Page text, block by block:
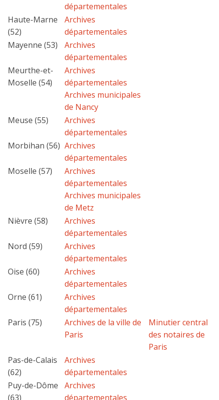
départementales
Haute-Marne
(52)
Archives
départementales
Mayenne (53)
Archives
départementales
Meurthe-et-
Moselle (54)
Archives
départementales
Archives municipales
de Nancy
Meuse (55)
Archives
départementales
Morbihan (56) Archives
départementales
Moselle (57)
Archives
départementales
Archives municipales
de Metz
Nièvre (58)
Archives
départementales
Nord (59)
Archives
départementales
Oise (60)
Archives
départementales
Orne (61)
Archives
départementales
Paris (75)
Archives de la ville de
Paris
Minutier central
des notaires de
Paris
Pas-de-Calais
(62)
Archives
départementales
Puy-de-Dôme
(63)
Archives
départementales